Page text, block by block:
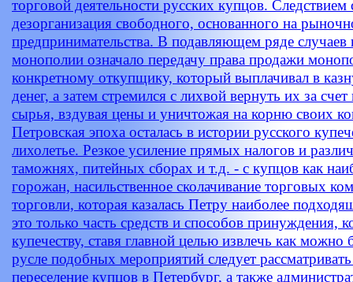
торговой деятельности русских купцов. Следствием
дезорганизация свободного, основанного на
предпринимательства. В подавляющем ряде случаев
монополии означало передачу права продажи
конкретному откупщику, который выплачивал в
денег, а затем стремился с лихвой вернуть их за
сырья, вздувая цены и уничтожая на корню своих
Петровская эпоха осталась в истории русского
лихолетье. Резкое усиление прямых налогов и
таможнях, питейных сборах и т.д. - с купцов как
горожан, насильственное сколачивание торговых
торговли, которая казалась Петру наиболее
это только часть средств и способов принуждения,
купечеству, ставя главной целью извлечь как
русле подобных мероприятий следует
переселение купцов в Петербург, а также